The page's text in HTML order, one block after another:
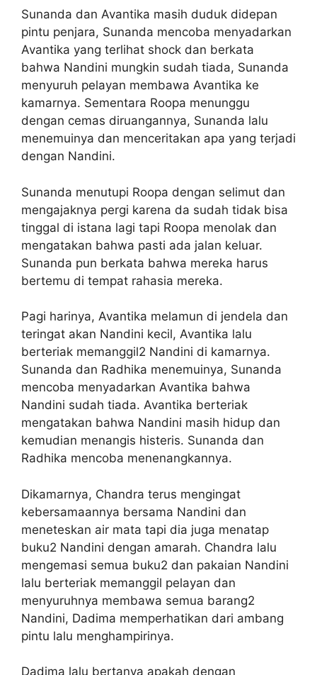
Sunanda dan Avantika masih duduk didepan
pintu penjara, Sunanda mencoba menyadarkan
Avantika yang terlihat shock dan berkata
bahwa Nandini mungkin sudah tiada, Sunanda
menyuruh pelayan membawa Avantika ke
kamarnya. Sementara Roopa menunggu
dengan cemas diruangannya, Sunanda lalu
menemuinya dan menceritakan apa yang terjadi
dengan Nandini.
Sunanda menutupi Roopa dengan selimut dan
mengajaknya pergi karena da sudah tidak bisa
tinggal di istana lagi tapi Roopa menolak dan
mengatakan bahwa pasti ada jalan keluar.
Sunanda pun berkata bahwa mereka harus
bertemu di tempat rahasia mereka.
Pagi harinya, Avantika melamun di jendela dan
teringat akan Nandini kecil, Avantika lalu
berteriak memanggil2 Nandini di kamarnya.
Sunanda dan Radhika menemuinya, Sunanda
mencoba menyadarkan Avantika bahwa
Nandini sudah tiada. Avantika berteriak
mengatakan bahwa Nandini masih hidup dan
kemudian menangis histeris. Sunanda dan
Radhika mencoba menenangkannya.
Dikamarnya, Chandra terus mengingat
kebersamaannya bersama Nandini dan
meneteskan air mata tapi dia juga menatap
buku2 Nandini dengan amarah. Chandra lalu
mengemasi semua buku2 dan pakaian Nandini
lalu berteriak memanggil pelayan dan
menyuruhnya membawa semua barang2
Nandini, Dadima memperhatikan dari ambang
pintu lalu menghampirinya.
Dadima lalu bertanya apakah dengan